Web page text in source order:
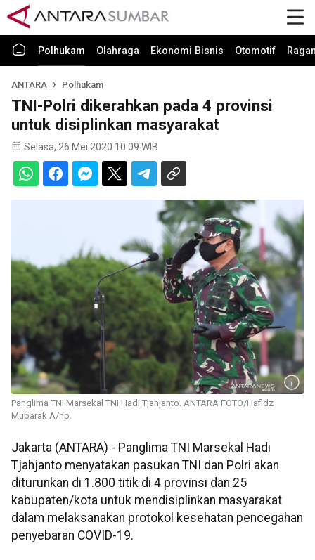
Polhukam Olahraga Ekonomi Bisnis Otomotif
ANTARA Polhukam
TNI-Polri dikerahkan pada 4 provinsi
untuk disiplinkan masyarakat
Selasa, 26 Mei 2020 10:09 WIB
Panglima TNI Marsekal TNI Hadi Tjahjanto. ANTARA FOTO/Hafidz
Mubarak A/hp.
Jakarta (ANTARA) - Panglima TNI Marsekal Hadi
Tjahjanto menyatakan pasukan TNI dan Polri akan
diturunkan di 1.800 titik di 4 provinsi dan 25
kabupaten/kota untuk mendisiplinkan masyarakat
dalam melaksanakan protokol kesehatan pencegahan
penyebaran COVID-19.